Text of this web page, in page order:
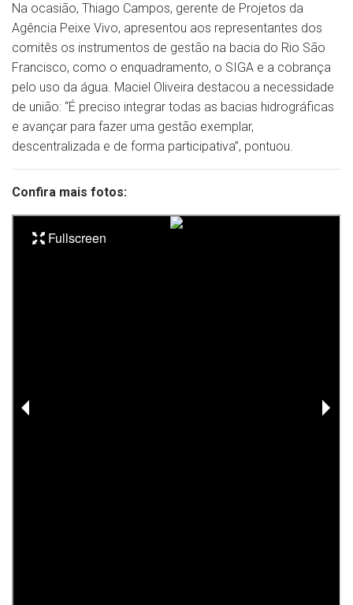
Na ocasião, Thiago Campos, gerente de Projetos da
Agência Peixe Vivo, apresentou aos representantes dos
comitês os instrumentos de gestão na bacia do Rio São
Francisco, como o enquadramento, o SIGA e a cobrança
pelo uso da água. Maciel Oliveira destacou a necessidade
de união: “É preciso integrar todas as bacias hidrográficas
e avançar para fazer uma gestão exemplar,
descentralizada e de forma participativa”, pontuou.
Confira mais fotos: